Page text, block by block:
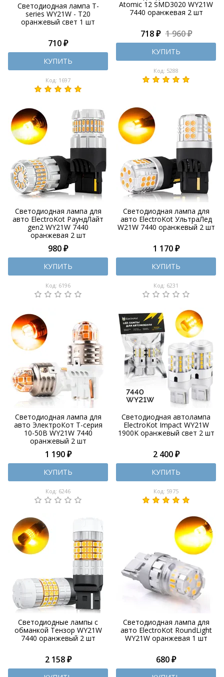
Светодиодная лампа T-
series WY21W - T20
оранжевый свет 1 шт
710 ₽
КУПИТЬ
Код: 1697
Atomic 12 SMD3020 WY21W
7440 оранжевая 2 шт
718 ₽ 1 960 ₽
КУПИТЬ
Код: 5288
Светодиодная лампа для
авто ElectroKot РаундЛайт
gen2 WY21W 7440
оранжевая 2 шт
980 ₽
КУПИТЬ
Код: 6196
Светодиодная лампа для
авто ElectroKot УльтраЛед
W21W 7440 оранжевый 2 шт
1 170 ₽
КУПИТЬ
Код: 6231
Светодиодная лампа для
авто ЭлектроКот Т-серия
10-50В WY21W 7440
оранжевый 2 шт
1 190 ₽
КУПИТЬ
Код: 6246
Светодиодная автолампа
ElectroKot Impact WY21W
1900K оранжевый свет 2 шт
2 400 ₽
КУПИТЬ
Код: 5975
Светодиодные лампы с
обманкой Тензор WY21W
7440 оранжевый 2 шт
2 158 ₽
Светодиодная лампа для
авто ElectroKot RoundLight
WY21W оранжевая 1 шт
680 ₽